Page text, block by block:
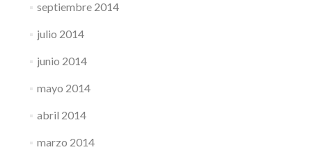
septiembre 2014
julio 2014
junio 2014
mayo 2014
abril 2014
marzo 2014